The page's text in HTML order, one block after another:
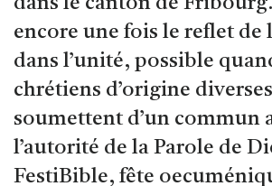
encore une fois le reflet de
dans l’unité, possible
chrétiens d’origine
soumettent d’un commun
l’autorité de la Parole de
FestiBible, fête